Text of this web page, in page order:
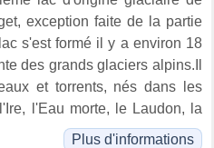
exception faite de la partie
s'est formé il y a environ 18
des grands glaciers alpins.Il
et torrents, nés dans les
l'Eau morte, le Laudon, la
Plus d'informations